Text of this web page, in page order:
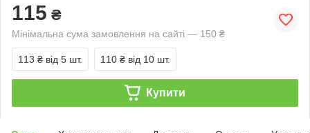
115 ₴
Мінімальна сума замовлення на сайті — 150 ₴
113 ₴ від 5 шт. 110 ₴ від 10 шт.
Купити